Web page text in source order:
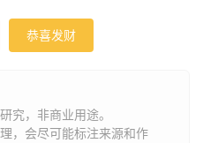
恭喜发财
究，非商业用途。
，会尽可能标注来源和作